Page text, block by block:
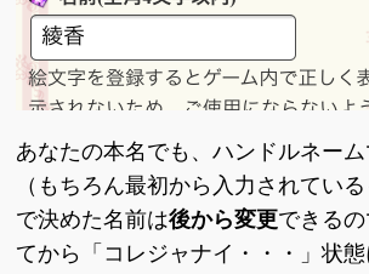
あなたの本名でも、ハンドルネーム
（もちろん最初から入力されてい
で決めた名前は後から変更できる
てから「コレジャナイ・・・」状